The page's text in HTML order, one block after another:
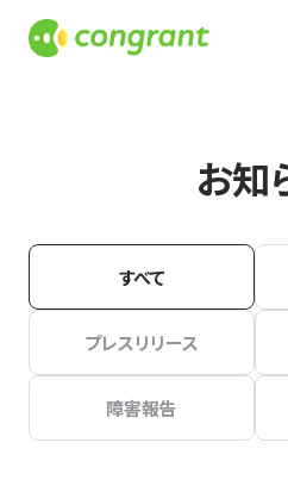
お知
すべて
プレスリリース
障害報告